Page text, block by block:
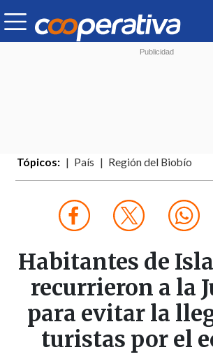
Tópicos: País Región del Biobío
Habitantes de
recurrieron a la
para evitar la
turistas por el